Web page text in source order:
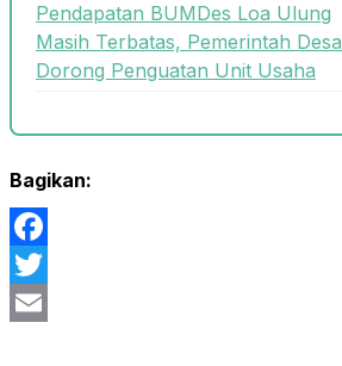
Pendapatan BUMDes Loa Ulung
Masih Terbatas, Pemerintah Desa
Dorong Penguatan Unit Usaha
Bagikan:
Facebook
Twitter